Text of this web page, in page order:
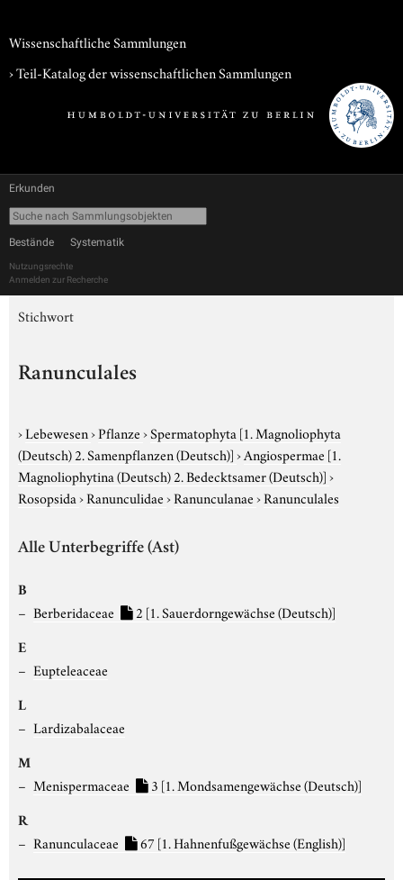
Wissenschaftliche Sammlungen
› Teil-Katalog der wissenschaftlichen Sammlungen
Erkunden
Bestände Systematik
Nutzungsrechte
Anmelden zur Recherche
Stichwort
Ranunculales
›Lebewesen›Pflanze›Spermatophyta [1. Magnoliophyta
(Deutsch) 2. Samenpflanzen (Deutsch)]›Angiospermae [1.
Magnoliophytina (Deutsch) 2. Bedecktsamer (Deutsch)]›
Rosopsida›Ranunculidae›Ranunculanae›Ranunculales
Alle Unterbegriffe (Ast)
B
Berberidaceae 2 [1. Sauerdorngewächse (Deutsch)]
E
Eupteleaceae
L
Lardizabalaceae
M
Menispermaceae 3 [1. Mondsamengewächse (Deutsch)]
R
Ranunculaceae 67 [1. Hahnenfußgewächse (English)]